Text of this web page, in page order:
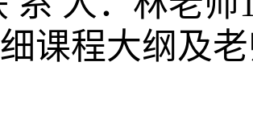
课程大纲及